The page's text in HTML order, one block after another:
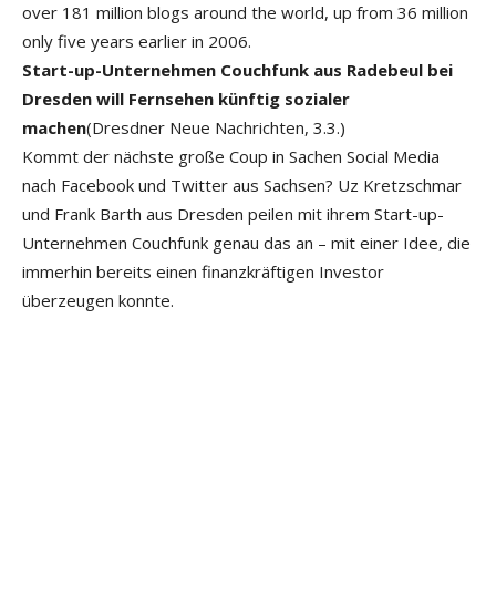
over 181 million blogs around the world, up from 36 million
only five years earlier in 2006.
Start-up-Unternehmen Couchfunk aus Radebeul bei
Dresden will Fernsehen künftig sozialer
machen(Dresdner Neue Nachrichten, 3.3.)
Kommt der nächste große Coup in Sachen Social Media
nach Facebook und Twitter aus Sachsen? Uz Kretzschmar
und Frank Barth aus Dresden peilen mit ihrem Start-up-
Unternehmen Couchfunk genau das an – mit einer Idee, die
immerhin bereits einen finanzkräftigen Investor
überzeugen konnte.